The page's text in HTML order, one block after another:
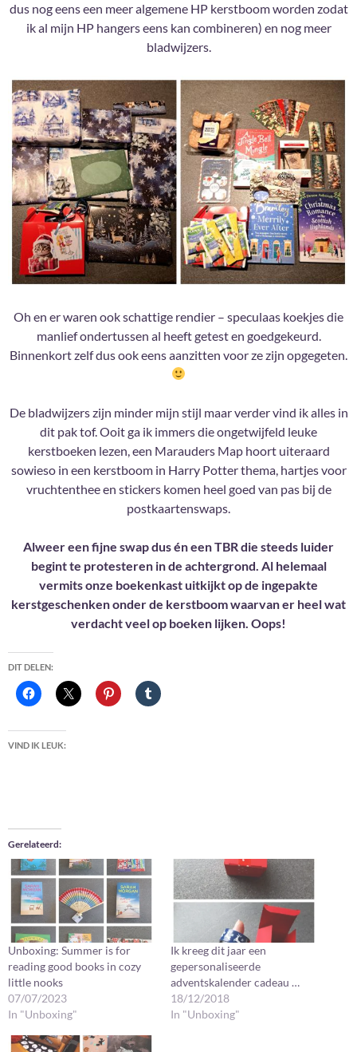
dus nog eens een meer algemene HP kerstboom worden zodat
ik al mijn HP hangers eens kan combineren) en nog meer
bladwijzers.
Oh en er waren ook schattige rendier – speculaas koekjes die
manlief ondertussen al heeft getest en goedgekeurd.
Binnenkort zelf dus ook eens aanzitten voor ze zijn opgegeten.
De bladwijzers zijn minder mijn stijl maar verder vind ik alles in
dit pak tof. Ooit ga ik immers die ongetwijfeld leuke
kerstboeken lezen, een Marauders Map hoort uiteraard
sowieso in een kerstboom in Harry Potter thema, hartjes voor
vruchtenthee en stickers komen heel goed van pas bij de
postkaartenswaps.
Alweer een fijne swap dus én een TBR die steeds luider
begint te protesteren in de achtergrond. Al helemaal
vermits onze boekenkast uitkijkt op de ingepakte
kerstgeschenken onder de kerstboom waarvan er heel wat
verdacht veel op boeken lijken. Oops!
DIT DELEN:
VIND IK LEUK:
Gerelateerd
Unboxing: Summer is for
reading good books in cozy
little nooks
07/07/2023
In "Unboxing"
Ik kreeg dit jaar een
gepersonaliseerde
adventskalender cadeau …
18/12/2018
In "Unboxing"